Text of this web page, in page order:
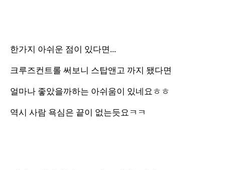
한가지 아쉬운 점이 있다면...
크루즈컨트롤 써보니 스탑앤고 까지 됐다면
얼마나 좋았을까하는 아쉬움이 있네요ㅎㅎ
역시 사람 욕심은 끝이 없는듯요ㅋㅋ